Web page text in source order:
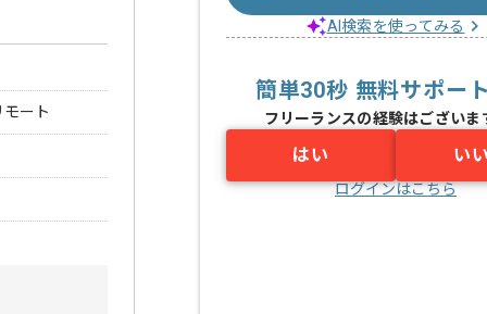
ート
AI検索を使ってみる
簡単30秒 無料サポー
フリーランスの経験はございま
はい い
ログインはこちら